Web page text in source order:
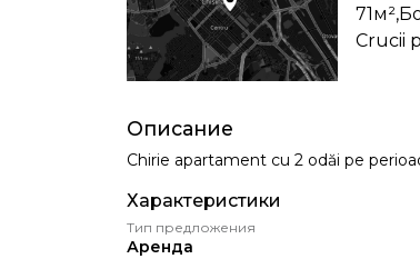
Описание
Chirie apartament cu 2 odăi pe
Характеристики
Тип предложения
Аренда